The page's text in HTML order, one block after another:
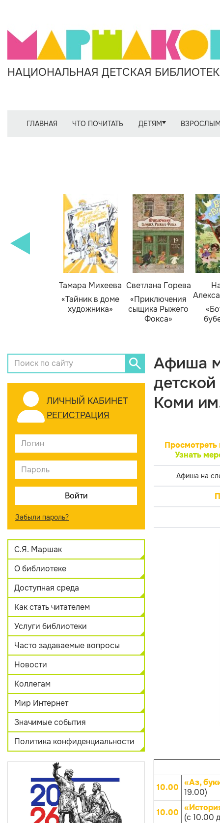
НАЦИОНАЛЬНАЯ ДЕТСКАЯ
ГЛАВНАЯ ЧТО ПОЧИТАТЬ ДЕТЯМ
Тамара Михеева
«Тайник в доме
художника»
Светлана Горева
«Приключения
сыщика Рыжего
Фокса»
ЛИЧНЫЙ КАБИНЕТ
РЕГИСТРАЦИЯ
Забыли пароль?
С.Я. Маршак
О библиотеке
Доступная среда
Как стать читателем
Услуги библиотеки
Часто задаваемые вопросы
Новости
Коллегам
Мир Интернет
Значимые события
Политика конфиденциальности
Афиша
Коми
Просмотреть
Узнать
Афиша на
10.00 «Аз,
19.00)
10.00
(с 10.00